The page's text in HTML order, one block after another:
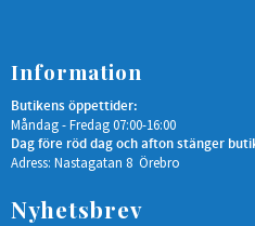
Information
Butikens öppettider:
Måndag - Fredag 07:00-16:00
Dag före röd dag och afton stänger
Adress: Nastagatan 8 Örebro
Nyhetsbrev